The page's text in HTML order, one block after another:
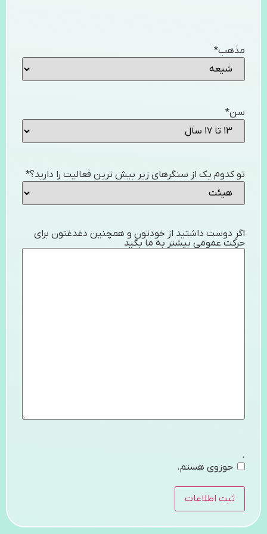
مذهب*
سن*
تو کدوم یک از سنگرهای زیر بیش ترین فعالیت را دارید؟*
اگر دوست داشتید از خودتون و همچنین دغدغتون برای
حرکت عمومی بیشتر به ما بگید
.
حوزوی هستم.